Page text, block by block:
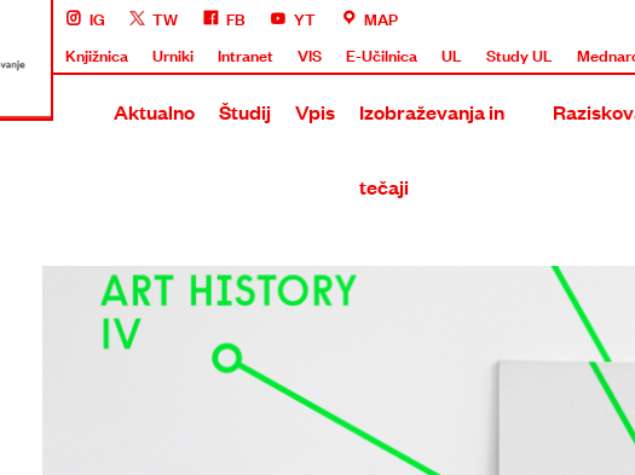
IG TW FB YT
MAP
Knjižnica
Urniki Intranet VIS E-Učilnica UL Study UL
Aktualno Študij Vpis Izobraževanja in
tečaji